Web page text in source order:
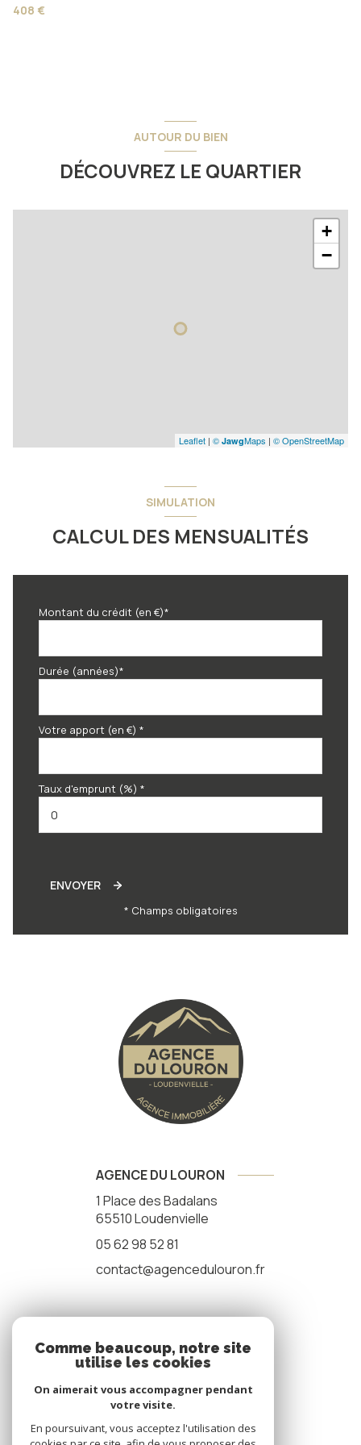
408 €
AUTOUR DU BIEN
DÉCOUVREZ LE QUARTIER
+
−
Leaflet | © JawgMaps | © OpenStreetMap
SIMULATION
CALCUL DES MENSUALITÉS
Montant du crédit (en €)*
Durée (années)*
Votre apport (en €) *
Taux d'emprunt (%) *
ENVOYER
* Champs obligatoires
AGENCE DU LOURON
1 Place des Badalans
65510Loudenvielle
05 62 98 52 81
contact@agencedulouron.fr
nous suivre
Comme beaucoup, notre site
utilise les cookies
On aimerait vous accompagner pendant
votre visite.
En poursuivant, vous acceptez l'utilisation des